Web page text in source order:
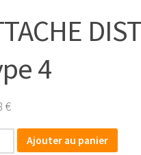
4
€
Ajouter au panier